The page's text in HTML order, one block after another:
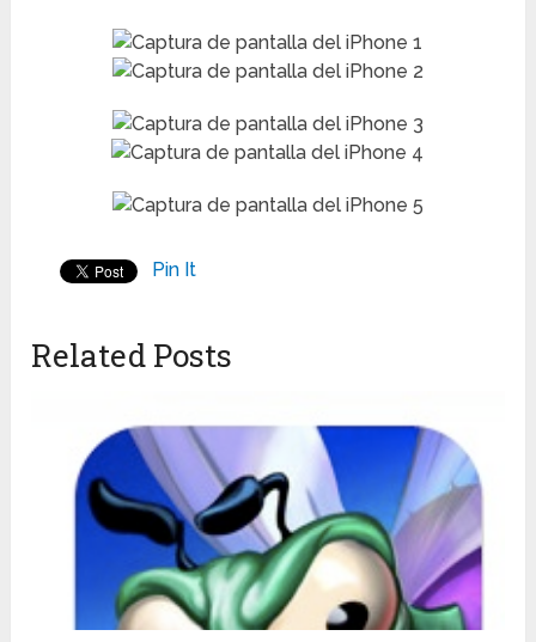
Pin It
Related Posts